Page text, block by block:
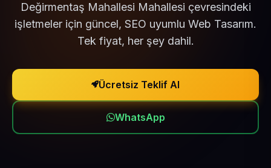
Değirmentaş Mahallesi Mahallesi çevresindeki
işletmeler için güncel, SEO uyumlu Web Tasarım.
Tek fiyat, her şey dahil.
Ücretsiz Teklif Al
WhatsApp